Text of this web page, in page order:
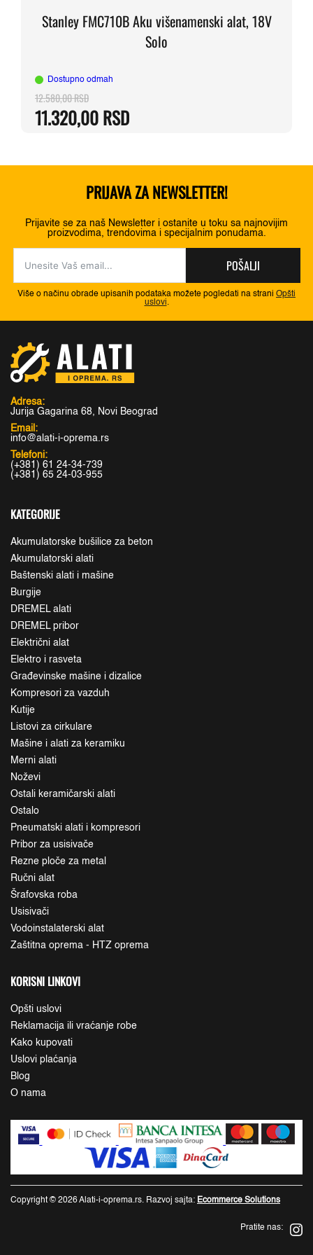
Stanley FMC710B Aku višenamenski alat, 18V
Solo
Dostupno odmah
12.580,00RSDOriginalna
cena
12.580,00 RSD.
11.320,00RSD
Trenutna
cena
PRIJAVA ZA NEWSLETTER!
Prijavite se za naš Newsletter i ostanite u toku sa najnovijim
proizvodima, trendovima i specijalnim ponudama.
POŠALJI
Više o načinu obrade upisanih podataka možete pogledati na strani Opšti
uslovi.
Adresa:
Jurija Gagarina 68, Novi Beograd
Email:
info@alati-i-oprema.rs
Telefoni:
(+381) 61 24-34-739
(+381) 65 24-03-955
KATEGORIJE
Akumulatorske bušilice za beton
Akumulatorski alati
Baštenski alati i mašine
Burgije
DREMEL alati
DREMEL pribor
Električni alat
Elektro i rasveta
Građevinske mašine i dizalice
Kompresori za vazduh
Kutije
Listovi za cirkulare
Mašine i alati za keramiku
Merni alati
Noževi
Ostali keramičarski alati
Ostalo
Pneumatski alati i kompresori
Pribor za usisivače
Rezne ploče za metal
Ručni alat
Šrafovska roba
Usisivači
Vodoinstalaterski alat
Zaštitna oprema - HTZ oprema
KORISNI LINKOVI
Opšti uslovi
Reklamacija ili vraćanje robe
Kako kupovati
Uslovi plaćanja
Blog
O nama
Copyright © 2026 Alati-i-oprema.rs. Razvoj sajta: Ecommerce Solutions
Pratite nas: